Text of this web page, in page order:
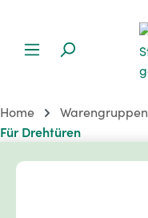
Home Warengruppen
Für Drehtüren